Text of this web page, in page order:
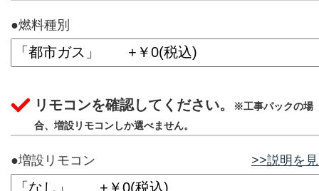
●燃料種別
リモコンを確認してください。
※工事パックの場
合、増設リモコンしか選べません。
●増設リモコン >>説明を